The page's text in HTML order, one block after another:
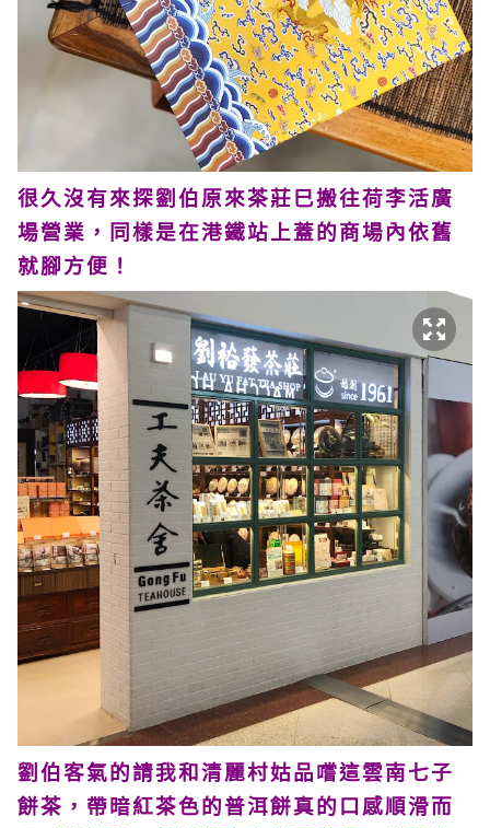
很久沒有來探劉伯原來茶莊巳搬往荷李活廣
場營業，同樣是在港鐵站上蓋的商場內依舊
就腳方便！
劉伯客氣的請我和清麗村姑品嚐這雲南七子
餅茶，帶暗紅茶色的普洱餅真的口感順滑而